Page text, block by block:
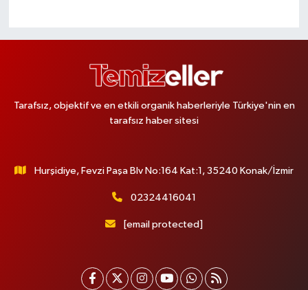
Tarafsız, objektif ve en etkili organik haberleriyle Türkiye'nin en
tarafsız haber sitesi
Hurşidiye, Fevzi Paşa Blv No:164 Kat:1, 35240 Konak/İzmir
02324416041
[email protected]